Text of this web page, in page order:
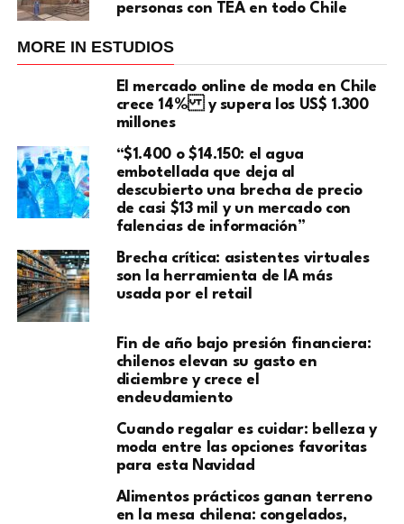
personas con TEA en todo Chile
MORE IN ESTUDIOS
El mercado online de moda en Chile
crece 14% y supera los US$ 1.300
millones
“$1.400 o $14.150: el agua
embotellada que deja al
descubierto una brecha de precio
de casi $13 mil y un mercado con
falencias de información”
Brecha crítica: asistentes virtuales
son la herramienta de IA más
usada por el retail
Fin de año bajo presión financiera:
chilenos elevan su gasto en
diciembre y crece el
endeudamiento
Cuando regalar es cuidar: belleza y
moda entre las opciones favoritas
para esta Navidad
Alimentos prácticos ganan terreno
en la mesa chilena: congelados,